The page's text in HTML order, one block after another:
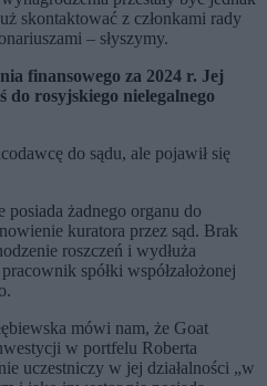
skontaktować z członkami rady
– słyszymy.
finansowego za 2024 r. Jej
do rosyjskiego nielegalnego
do sądu, ale pojawił się
posiada żadnego organu do
kuratora przez sąd. Brak
roszczeń i wydłuża
spółki współzałożonej
mówi nam, że Goat
w portfelu Roberta
uczestniczy w jej działalności „w